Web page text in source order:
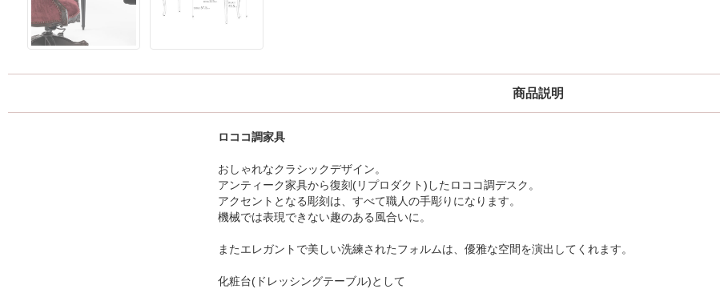
商品説明
ロココ調家具
おしゃれなクラシックデザイン。
アンティーク家具から復刻(リプロダクト)したロココ調デスク。
アクセントとなる彫刻は、すべて職人の手彫りになります。
機械では表現できない趣のある風合いに。
またエレガントで美しい洗練されたフォルムは、優雅な空間を演出してくれます。
化粧台(ドレッシングテーブル)として